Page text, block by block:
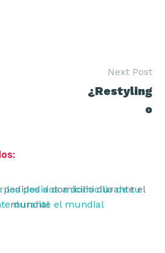
Next Post
¿Restyling
o
Cómo
aumentar